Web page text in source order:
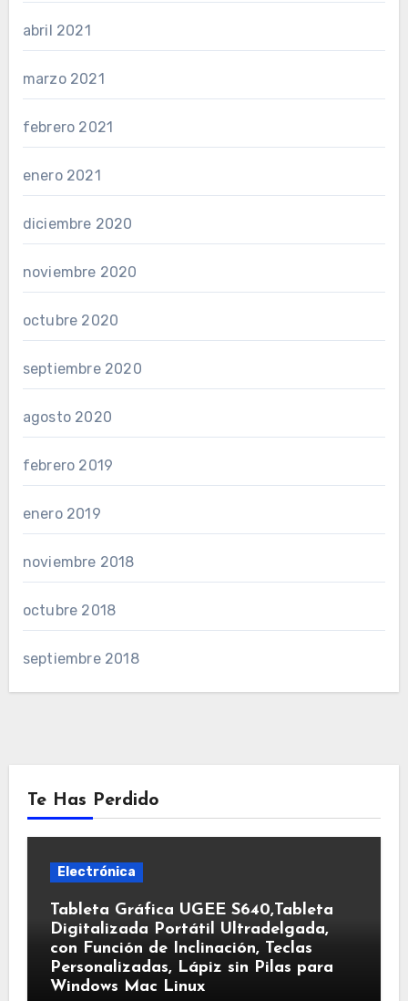
abril 2021
marzo 2021
febrero 2021
enero 2021
diciembre 2020
noviembre 2020
octubre 2020
septiembre 2020
agosto 2020
febrero 2019
enero 2019
noviembre 2018
octubre 2018
septiembre 2018
Te Has Perdido
Electrónica
Tableta Gráfica UGEE S640,Tableta
Digitalizada Portátil Ultradelgada,
con Función de Inclinación, Teclas
Personalizadas, Lápiz sin Pilas para
Windows Mac Linux